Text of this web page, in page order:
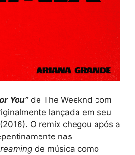
You”de The Weeknd com
lançada em seu
O remix chegou após a
nas
de música como